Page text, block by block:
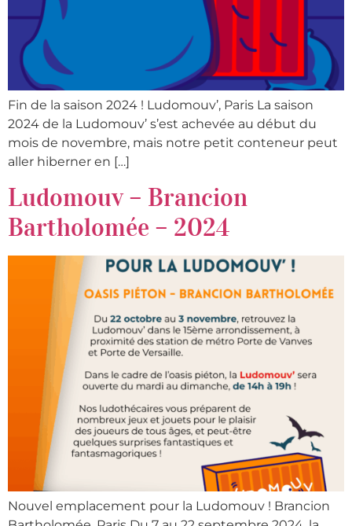
Fin de la saison 2024 ! Ludomouv’, Paris La saison
2024 de la Ludomouv’ s’est achevée au début du
mois de novembre, mais notre petit conteneur peut
aller hiberner en […]
Ludomouv – Brancion
Bartholomée – 2024
Nouvel emplacement pour la Ludomouv ! Brancion